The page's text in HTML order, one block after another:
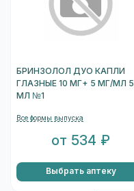
БРИНЗОЛОЛ ДУО КАПЛИ
ГЛАЗНЫЕ 10 МГ+ 5 МГ/МЛ 5
МЛ №1
Все формы выпуска
от 534 ₽
Выбрать аптеку